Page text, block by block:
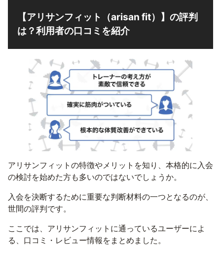
【アリサンフィット（arisan fit）】の評判
は？利用者の口コミを紹介
アリサンフィットの特徴やメリットを知り、本格的に入会
の検討を始めた方も多いのではないでしょうか。
入会を決断するために重要な判断材料の一つとなるのが、
世間の評判です。
ここでは、アリサンフィットに通っているユーザーによ
る、口コミ・レビュー情報をまとめました。